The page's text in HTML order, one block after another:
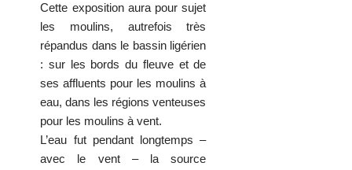
Cette exposition aura pour sujet
les moulins, autrefois très
répandus dans le bassin ligérien
: sur les bords du fleuve et de
ses affluents pour les moulins à
eau, dans les régions venteuses
pour les moulins à vent.
L’eau fut pendant longtemps –
avec le vent – la source